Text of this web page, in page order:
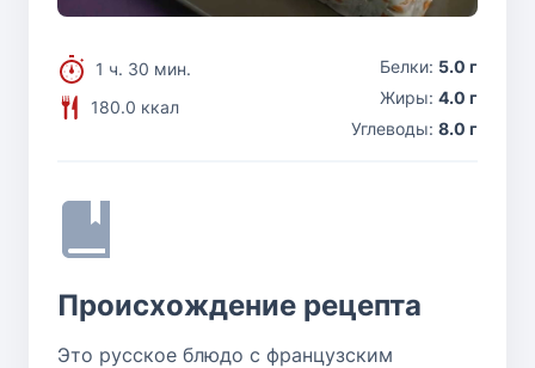
1 ч. 30 мин.
180.0 ккал
Белки: 5.0 г
Жиры: 4.0 г
Углеводы: 8.0 г
Происхождение рецепта
Это русское блюдо с французским